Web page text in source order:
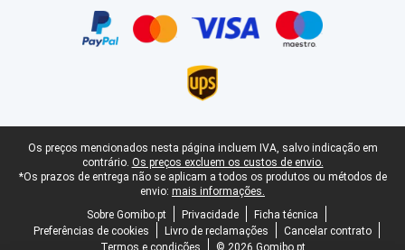
Rodapé legal
Os preços mencionados nesta página incluem IVA, salvo indicação em
contrário. Os preços excluem os custos de envio.
*Os prazos de entrega não se aplicam a todos os produtos ou métodos de
envio: mais informações.
Sobre Gomibo.pt
Privacidade
Ficha técnica
Preferências de cookies
Livro de reclamações
Cancelar contrato
Termos e condições
© 2026 Gomibo.pt